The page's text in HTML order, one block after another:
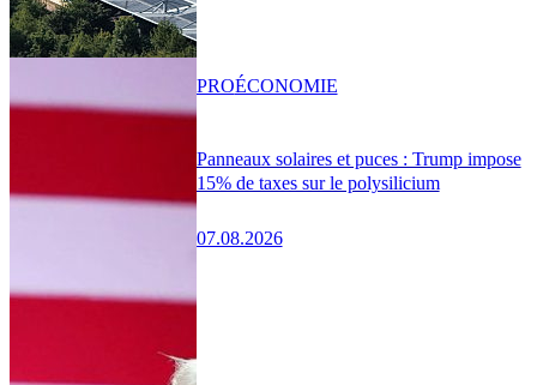
Panneaux solaires et puces : Trump impose
15% de taxes sur le polysilicium
07.08.2026
PROÉCONOMIE